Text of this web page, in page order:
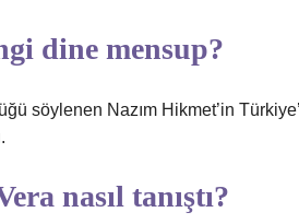
dine mensup?
söylenen Nazım Hikmet’in
nasıl tanıştı?